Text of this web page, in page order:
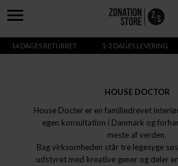
14 DAGES RETURRET 1-2 DAGES LEVERING
HOUSE DOCTOR
House Docter er en familiedrevet
egen konsultation i Danmark og
meste af verden.
Bag virksomheden står tre legesyge
udstyret med kreative gener og deler